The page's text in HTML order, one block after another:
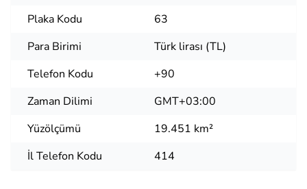
Plaka Kodu
63
Para Birimi
Türk lirası (TL)
Telefon Kodu
+90
Zaman Dilimi
GMT+03:00
Yüzölçümü
19.451 km²
İl Telefon Kodu
414